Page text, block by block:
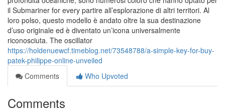
il Submariner for every partire all’esplorazione di altri territori. Al
loro polso, questo modello è andato oltre la sua destinazione
d’uso originale ed è diventato un’icona universalmente
riconosciuta. The oscillator
https://holdenuewcf.timeblog.net/73548788/a-simple-key-for-buy-
patek-philippe-online-unveiled
Comments
Who Upvoted
Comments